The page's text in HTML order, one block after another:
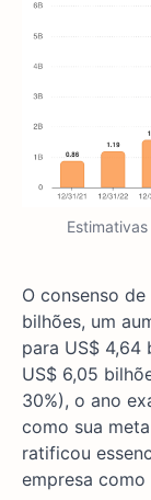
O consenso
bilhões, um
para US$ 4,64
US$ 6,05
30%), o ano
como sua
ratificou
empresa como